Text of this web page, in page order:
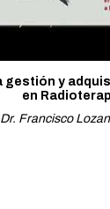
gestión y
en
Dr. Francisco